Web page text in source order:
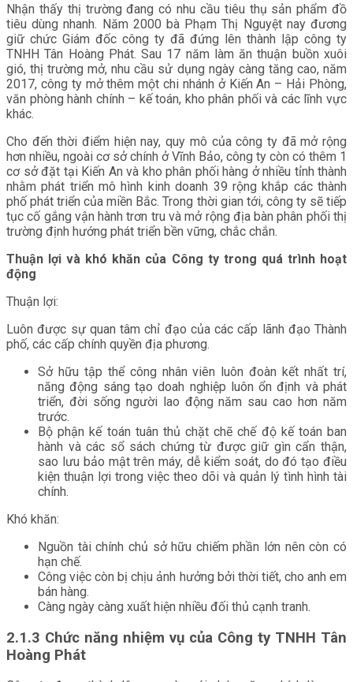
Nhận thấy thị trường đang có nhu cầu tiêu thụ sản phẩm đồ
tiêu dùng nhanh. Năm 2000 bà Phạm Thị Nguyệt nay đương
giữ chức Giám đốc công ty đã đứng lên thành lập công ty
TNHH Tân Hoàng Phát. Sau 17 năm làm ăn thuận buồn xuôi
gió, thị trường mở, nhu cầu sử dụng ngày càng tăng cao, năm
2017, công ty mở thêm một chi nhánh ở Kiến An – Hải Phòng,
văn phòng hành chính – kế toán, kho phân phối và các lĩnh vực
khác.
Cho đến thời điểm hiện nay, quy mô của công ty đã mở rộng
hơn nhiều, ngoài cơ sở chính ở Vĩnh Bảo, công ty còn có thêm 1
cơ sở đặt tại Kiến An và kho phân phối hàng ở nhiều tỉnh thành
nhằm phát triển mô hình kinh doanh 39 rộng khắp các thành
phố phát triển của miền Bắc. Trong thời gian tới, công ty sẽ tiếp
tục cố gắng vận hành trơn tru và mở rộng địa bàn phân phối thị
trường định hướng phát triển bền vững, chắc chắn.
Thuận lợi và khó khăn của Công ty trong quá trình hoạt
động
Thuận lợi:
Luôn được sự quan tâm chỉ đạo của các cấp lãnh đạo Thành
phố, các cấp chính quyền địa phương.
Sở hữu tập thể công nhân viên luôn đoàn kết nhất trí,
năng động sáng tạo doah nghiệp luôn ổn định và phát
triển, đời sống người lao động năm sau cao hơn năm
trước.
Bộ phận kế toán tuân thủ chặt chẽ chế độ kế toán ban
hành và các sổ sách chứng từ được giữ gìn cẩn thận,
sao lưu bảo mật trên máy, dễ kiểm soát, do đó tạo điều
kiện thuận lợi trong việc theo dõi và quản lý tình hình tài
chính.
Khó khăn:
Nguồn tài chính chủ sở hữu chiếm phần lớn nên còn có
hạn chế.
Công việc còn bị chịu ảnh hưởng bởi thời tiết, cho anh em
bán hàng.
Càng ngày càng xuất hiện nhiều đối thủ cạnh tranh.
2.1.3 Chức năng nhiệm vụ của Công ty TNHH Tân
Hoàng Phát